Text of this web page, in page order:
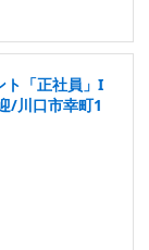
ト「正社員」I
/川口市幸町1